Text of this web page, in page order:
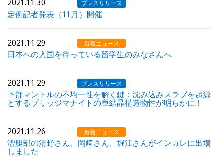
2021.11.30 プレスリリース
定例記者発表（11月）開催
2021.11.29 新着ニュース
日本への入国を待っている留学生のみなさんへ
2021.11.29 プレスリリース
下部マントルの不均一性を解く鍵：沈み込みスラブを起源
とするブリッジマナイトの単結晶構造物性が明らかに！
2021.11.26 新着ニュース
漕艇部の清野さん、岡﨑さん、堀江さんがインカレに出場
しました